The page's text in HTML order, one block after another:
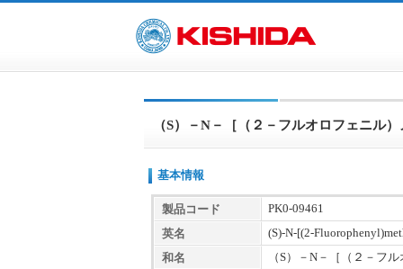
（S）－N－［（２－フルオロフェニル
基本情報
製品コード
PK0-09461
英名
(S)-N-[(2-
和名
（S）－N－［（２－フ